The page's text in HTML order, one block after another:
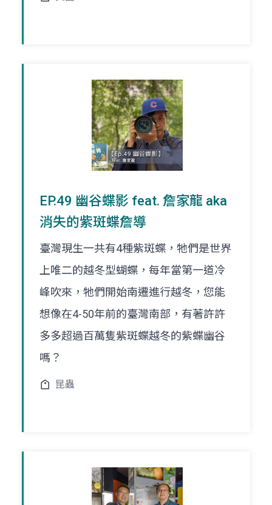
EP.49 幽谷蝶影 feat. 詹家龍 aka
消失的紫斑蝶詹導
臺灣現生一共有4種紫斑蝶，牠們是世界
上唯二的越冬型蝴蝶，每年當第一道冷
峰吹來，牠們開始南遷進行越冬，您能
想像在4-50年前的臺灣南部，有著許許
多多超過百萬隻紫斑蝶越冬的紫蝶幽谷
嗎？
昆蟲